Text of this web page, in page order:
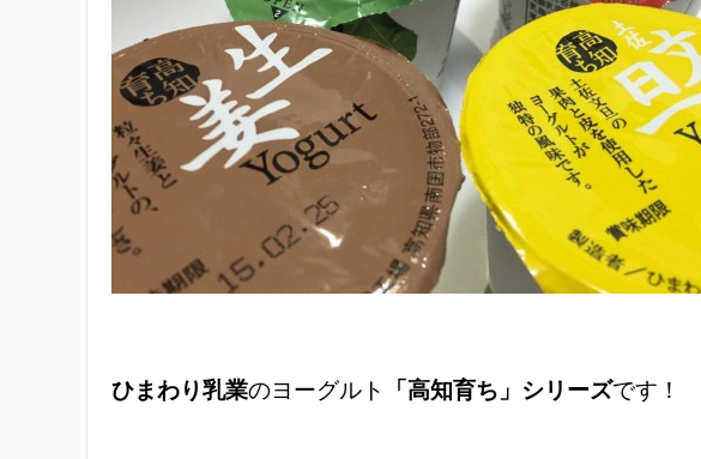
ひまわり乳業のヨーグルト 「高知育ち」シリーズです！